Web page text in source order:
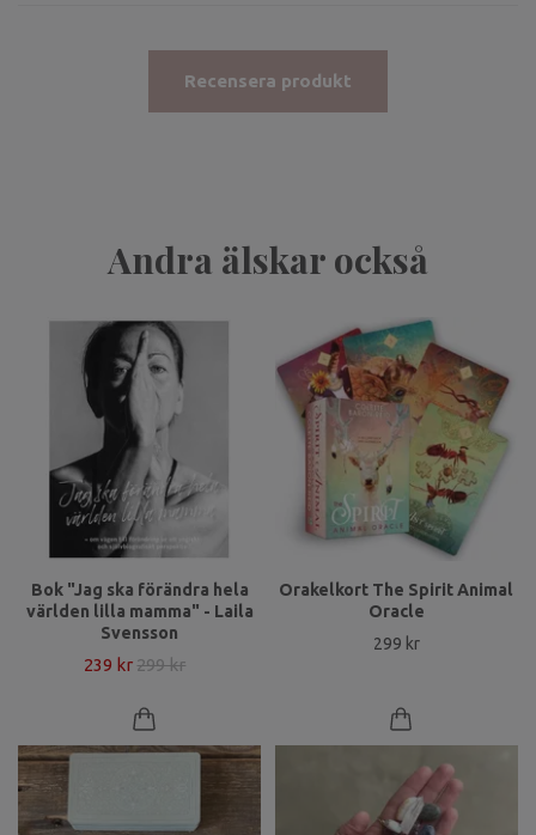
Recensera produkt
Andra älskar också
Bok "Jag ska förändra hela
världen lilla mamma" - Laila
Svensson
239 kr 299 kr
Orakelkort The Spirit Animal
Oracle
299 kr